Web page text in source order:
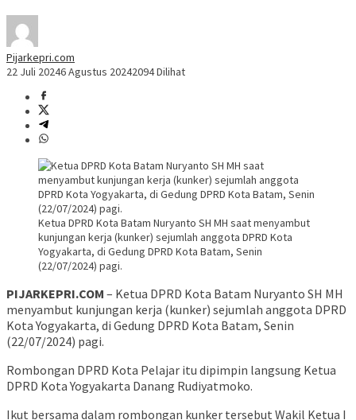
Pijarkepri.com
22 Juli 20246 Agustus 20242094 Dilihat
Ketua DPRD Kota Batam Nuryanto SH MH saat menyambut
kunjungan kerja (kunker) sejumlah anggota DPRD Kota
Yogyakarta, di Gedung DPRD Kota Batam, Senin
(22/07/2024) pagi.
PIJARKEPRI.COM – Ketua DPRD Kota Batam Nuryanto SH MH
menyambut kunjungan kerja (kunker) sejumlah anggota DPRD
Kota Yogyakarta, di Gedung DPRD Kota Batam, Senin
(22/07/2024) pagi.
Rombongan DPRD Kota Pelajar itu dipimpin langsung Ketua
DPRD Kota Yogyakarta Danang Rudiyatmoko.
Ikut bersama dalam rombongan kunker tersebut Wakil Ketua I